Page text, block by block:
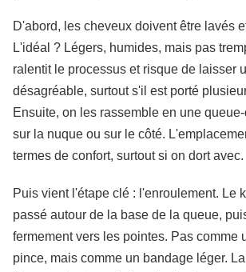
D'abord, les cheveux doivent être lavés
L'idéal ? Légers, humides, mais pas
ralentit le processus et risque de laisser
désagréable, surtout s'il est porté
Ensuite, on les rassemble en une
sur la nuque ou sur le côté.
termes de confort, surtout si on dort avec.
Puis vient l'étape clé : l'enroulement. Le
passé autour de la base de la queue,
fermement vers les pointes. Pas comme
pince, mais comme un bandage léger.